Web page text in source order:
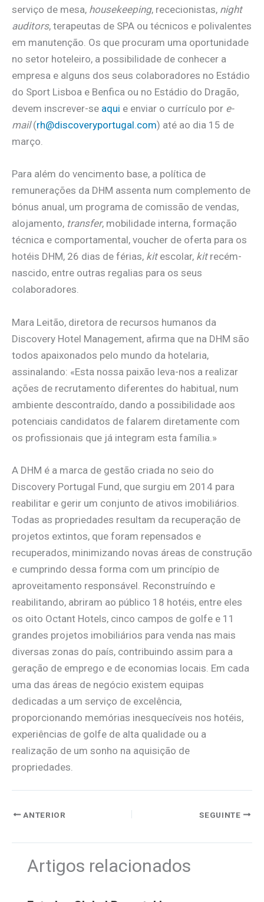
serviço de mesa, housekeeping, rececionistas, night
auditors, terapeutas de SPA ou técnicos e polivalentes
em manutenção. Os que procuram uma oportunidade
no setor hoteleiro, a possibilidade de conhecer a
empresa e alguns dos seus colaboradores no Estádio
do Sport Lisboa e Benfica ou no Estádio do Dragão,
devem inscrever-se aqui e enviar o currículo por e-
mail(rh@discoveryportugal.com) até ao dia 15 de
março.
Para além do vencimento base, a política de
remunerações da DHM assenta num complemento de
bónus anual, um programa de comissão de vendas,
alojamento, transfer, mobilidade interna, formação
técnica e comportamental, voucher de oferta para os
hotéis DHM, 26 dias de férias, kitescolar, kitrecém-
nascido, entre outras regalias para os seus
colaboradores.
Mara Leitão, diretora de recursos humanos da
Discovery Hotel Management, afirma que na DHM são
todos apaixonados pelo mundo da hotelaria,
assinalando: «Esta nossa paixão leva-nos a realizar
ações de recrutamento diferentes do habitual, num
ambiente descontraído, dando a possibilidade aos
potenciais candidatos de falarem diretamente com
os profissionais que já integram esta família.»
A DHM é a marca de gestão criada no seio do
Discovery Portugal Fund, que surgiu em 2014 para
reabilitar e gerir um conjunto de ativos imobiliários.
Todas as propriedades resultam da recuperação de
projetos extintos, que foram repensados e
recuperados, minimizando novas áreas de construção
e cumprindo dessa forma com um princípio de
aproveitamento responsável. Reconstruíndo e
reabilitando, abriram ao público 18 hotéis, entre eles
os oito Octant Hotels, cinco campos de golfe e 11
grandes projetos imobiliários para venda nas mais
diversas zonas do país, contribuindo assim para a
geração de emprego e de economias locais. Em cada
uma das áreas de negócio existem equipas
dedicadas a um serviço de excelência,
proporcionando memórias inesquecíveis nos hotéis,
experiências de golfe de alta qualidade ou a
realização de um sonho na aquisição de
propriedades.
ANTERIOR SEGUINTE
Artigos relacionados